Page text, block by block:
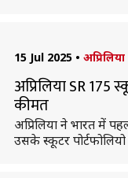
15 Jul 2025 • अप्रिलिया
अप्रिलिया SR
कीमत
अप्रिलिया ने भारत में
उसके स्कूटर